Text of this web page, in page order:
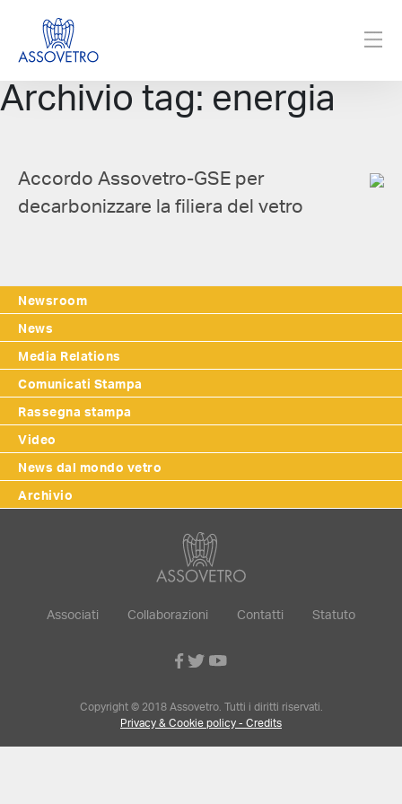
Archivio tag: energia
Accordo Assovetro-GSE per
decarbonizzare la filiera del vetro
Newsroom
News
Media Relations
Comunicati Stampa
Rassegna stampa
Video
News dal mondo vetro
Archivio
Associati Collaborazioni Contatti Statuto
Copyright © 2018 Assovetro. Tutti i diritti riservati.
Privacy & Cookie policy - Credits